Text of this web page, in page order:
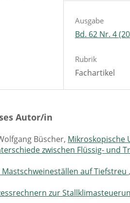
Ausgabe
Bd. 62 Nr. 4
Rubrik
Fachartikel
Autor/in
Büscher, Mikroskopische
zwischen Flüssig- und
auf Tiefstreu
zur